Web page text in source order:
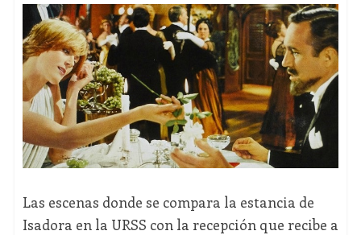
Las escenas donde se compara la estancia de
Isadora en la URSS con la recepción que recibe a